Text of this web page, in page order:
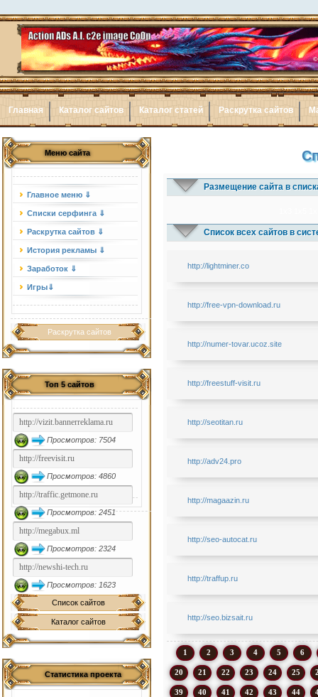
Главная Каталог сайтов Каталог статей Раскрутка сайтов
Меню сайта
Главное меню ⇓
Списки серфинга ⇓
Раскрутка сайтов ⇓
История рекламы ⇓
Заработок ⇓
Игры⇓
Раскрутка сайтов
Топ 5 сайтов
Просмотров: 7504
Просмотров: 4860
Просмотров: 2451
Просмотров: 2324
Просмотров: 1623
Список сайтов
Каталог сайтов
Статистика проекта
Размещение сайта в
Список всех сайтов в
http://lightminer.co
http://free-vpn-download.ru
http://numer-tovar.ucoz.site
http://freestuff-visit.ru
http://seotitan.ru
http://adv24.pro
http://magaazin.ru
http://seo-autocat.ru
http://traffup.ru
http://seo.bizsait.ru
1 2 3 4 5 6
20 21 22 23 24 25
39 40 41 42 43 44